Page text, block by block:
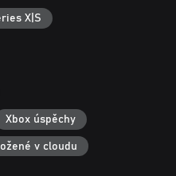
X|S
Xbox úspěchy
v cloudu